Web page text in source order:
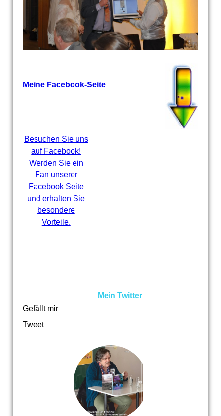
Meine Facebook-Seite
Besuchen Sie uns
auf Facebook!
Werden Sie ein
Fan unserer
Facebook Seite
und erhalten Sie
besondere
Vorteile.
Gefällt mir
Mein Twitter
Tweet